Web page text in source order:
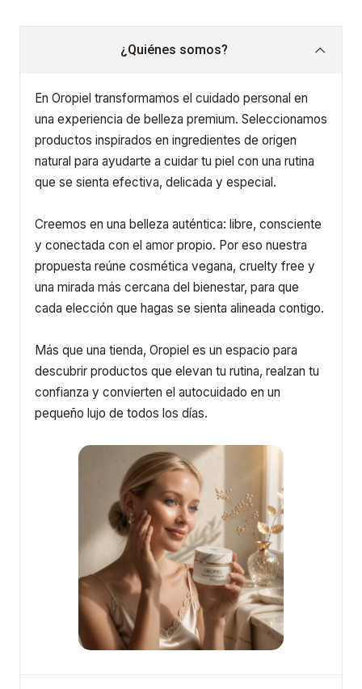
¿Quiénes somos?
En Oropiel transformamos el cuidado personal en
una experiencia de belleza premium. Seleccionamos
productos inspirados en ingredientes de origen
natural para ayudarte a cuidar tu piel con una rutina
que se sienta efectiva, delicada y especial.
Creemos en una belleza auténtica: libre, consciente
y conectada con el amor propio. Por eso nuestra
propuesta reúne cosmética vegana, cruelty free y
una mirada más cercana del bienestar, para que
cada elección que hagas se sienta alineada contigo.
Más que una tienda, Oropiel es un espacio para
descubrir productos que elevan tu rutina, realzan tu
confianza y convierten el autocuidado en un
pequeño lujo de todos los días.